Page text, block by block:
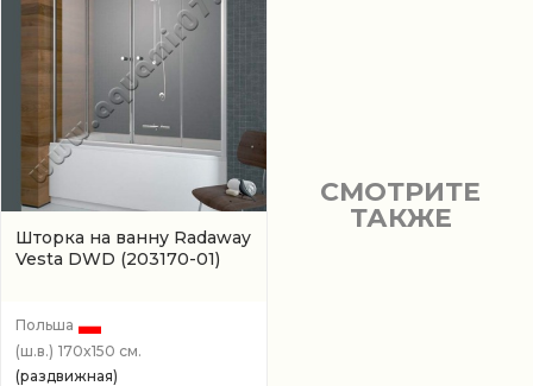
Шторка на ванну Radaway
Vesta DWD (203170-01)
Польша
(ш.в.) 170x150 см.
(раздвижная)
СМОТРИТЕ
ТАКЖЕ